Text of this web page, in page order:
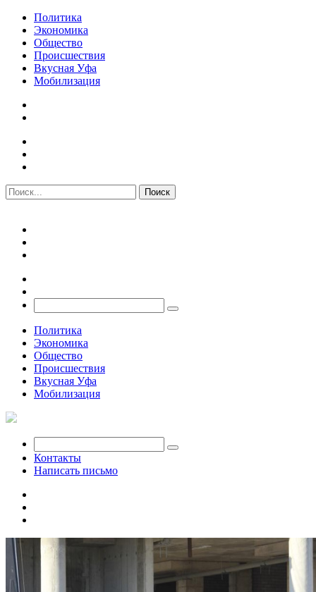
Политика
Экономика
Общество
Происшествия
Вкусная Уфа
Мобилизация
Политика
Экономика
Общество
Происшествия
Вкусная Уфа
Мобилизация
Контакты
Написать письмо